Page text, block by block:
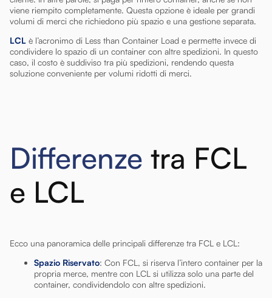
viene riempito completamente. Questa opzione è ideale per grandi
volumi di merci che richiedono più spazio e una gestione separata.
LCL è l’acronimo di Less than Container Load e permette invece di
condividere lo spazio di un container con altre spedizioni. In questo
caso, il costo è suddiviso tra più spedizioni, rendendo questa
soluzione conveniente per volumi ridotti di merci.
Differenze tra FCL
e LCL
Ecco una panoramica delle principali differenze tra FCL e LCL:
Spazio Riservato: Con FCL, si riserva l’intero container per la
propria merce, mentre con LCL si utilizza solo una parte del
container, condividendolo con altre spedizioni.